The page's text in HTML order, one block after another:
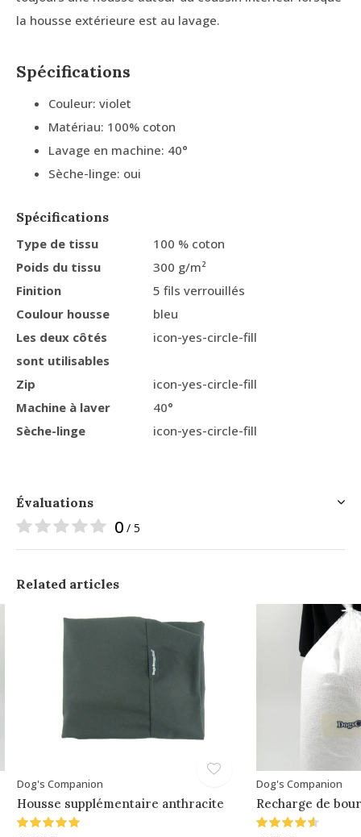
la housse extérieure est au lavage.
Spécifications
Couleur: violet
Matériau: 100% coton
Lavage en machine: 40°
Sèche-linge: oui
Spécifications
Type de tissu
100 % coton
Poids du tissu
300 g/m²
Finition
5 fils verrouillés
Coulour housse
bleu
Les deux côtés
sont utilisables
icon-yes-circle-fill
Zip
icon-yes-circle-fill
Machine à laver
40°
Sèche-linge
icon-yes-circle-fill
Évaluations
0 / 5
Related articles
Dog's Companion
Housse supplémentaire anthracite
Dog's Companion
Recharge de